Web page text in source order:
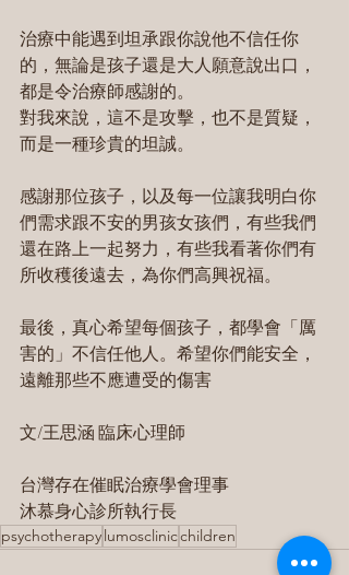
治療中能遇到坦承跟你說他不信任你
的，無論是孩子還是大人願意說出口，
都是令治療師感謝的。
對我來說，這不是攻擊，也不是質疑，
而是一種珍貴的坦誠。
感謝那位孩子，以及每一位讓我明白你
們需求跟不安的男孩女孩們，有些我們
還在路上一起努力，有些我看著你們有
所收穫後遠去，為你們高興祝福。
最後，真心希望每個孩子，都學會「厲
害的」不信任他人。希望你們能安全，
遠離那些不應遭受的傷害
文/王思涵 臨床心理師
台灣存在催眠治療學會理事
沐慕身心診所執行長
psychotherapylumosclinicchildren